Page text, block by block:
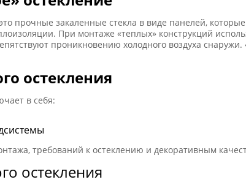
прочные закаленные стекла в виде панелей,
При монтаже «теплых» конструкций
проникновению холодного воздуха
остекления
в себя:
требований к остеклению и декоративным